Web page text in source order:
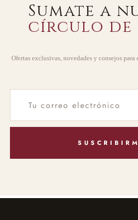
Sumate a
círculo de
Ofertas exclusivas, novedades y consejos